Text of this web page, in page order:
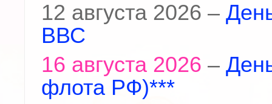
12 августа 2026 –
ВВС
16 августа 2026 –
флота РФ)***